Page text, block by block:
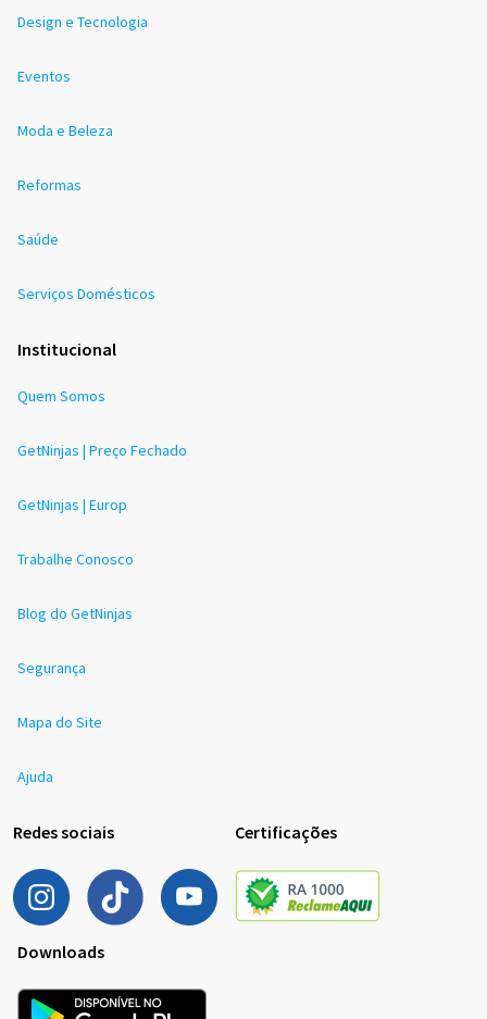
Design e Tecnologia
Eventos
Moda e Beleza
Reformas
Saúde
Serviços Domésticos
Institucional
Quem Somos
GetNinjas | Preço Fechado
GetNinjas | Europ
Trabalhe Conosco
Blog do GetNinjas
Segurança
Mapa do Site
Ajuda
Redes sociais Certificações
Downloads